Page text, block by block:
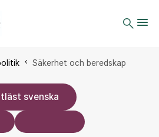
Säkerhet och beredskap
svenska